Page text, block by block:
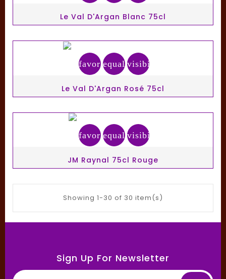
Le Val D'Argan Blanc 75cl
favorite_border
equalizervisibility
Le Val D'Argan Rosé 75cl
favorite_border
equalizervisibility
JM Raynal 75cl Rouge
Showing 1-30 of 30 item(s)
Sign Up For Newsletter